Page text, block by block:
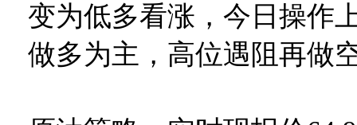
变为低多看涨，今日操作
做多为主，高位遇阻再做